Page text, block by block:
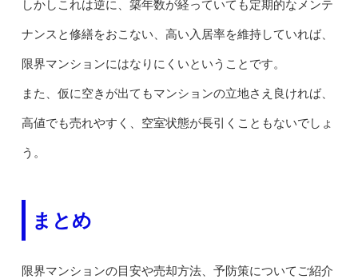
しかしこれは逆に、築年数が経っていても定期的なメンテ
ナンスと修繕をおこない、高い入居率を維持していれば、
限界マンションにはなりにくいということです。
また、仮に空きが出てもマンションの立地さえ良ければ、
高値でも売れやすく、空室状態が長引くこともないでしょ
う。
まとめ
限界マンションの目安や売却方法、予防策についてご紹介